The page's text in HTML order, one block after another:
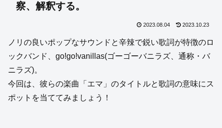
察、解釈する。
2023.08.04 2023.10.23
ノリの良いポップなサウンドと辛辣で鋭い歌詞が特徴のロ
ックバンド、go!go!vanillas(ゴーゴーバニラズ、通称・バ
ニラズ)。
今回は、彼らの楽曲「エマ」のタイトルと歌詞の意味にス
ポットを当ててみましょう！